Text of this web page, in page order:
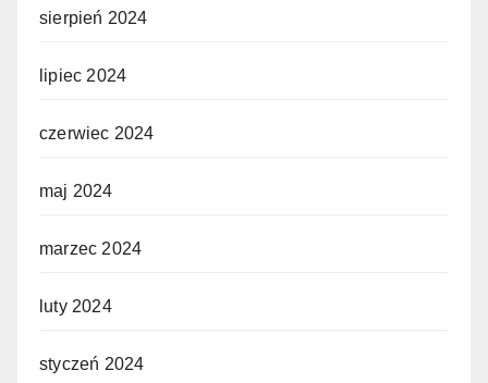
sierpień 2024
lipiec 2024
czerwiec 2024
maj 2024
marzec 2024
luty 2024
styczeń 2024